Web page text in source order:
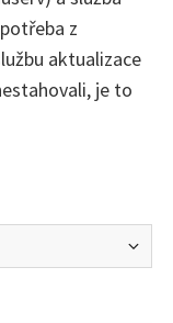
z
aktualizace
je to